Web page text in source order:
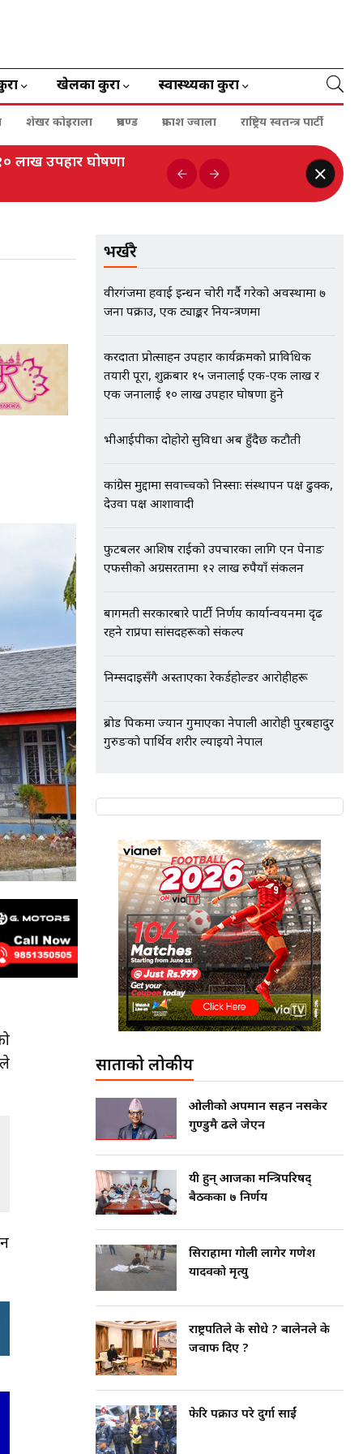
खेलका कुरा स्वास्थ्यका कुरा
शेखर कोइराला प्रचण्ड प्रकाश ज्वाला राष्ट्रिय स्वतन्त्र पार्टी
लाख उपहार घोषणा
भर्खरै
वीरगंजमा हवाई इन्धन चोरी गर्दै गरेको अवस्थामा ७
जना पक्राउ, एक ट्याङ्कर नियन्त्रणमा
करदाता प्रोत्साहन उपहार कार्यक्रमको प्राविधिक
तयारी पूरा, शुक्रबार १५ जनालाई एक-एक लाख र
एक जनालाई १० लाख उपहार घोषणा हुने
भीआईपीका दोहोरो सुविधा अब हुँदैछ कटौती
कांग्रेस मुद्दामा सर्वोच्चको निस्साः संस्थापन पक्ष ढुक्क,
देउवा पक्ष आशावादी
फुटबलर आशिष राईको उपचारका लागि एन पेनाङ
एफसीको अग्रसरतामा १२ लाख रुपैयाँ संकलन
बागमती सरकारबारे पार्टी निर्णय कार्यान्वयनमा दृढ
रहने राप्रपा सांसदहरूको संकल्प
निम्सदाइसँगै अस्ताएका रेकर्डहोल्डर आरोहीहरू
ब्रोड पिकमा ज्यान गुमाएका नेपाली आरोही पुरबहादुर
गुरुङको पार्थिव शरीर ल्याइयो नेपाल
साताको लोकप्रीय
ओलीको अपमान सहन नसकेर
गुण्डुमै ढले जेएन
यी हुन् आजका मन्त्रिपरिषद्
बैठकका ७ निर्णय
सिराहामा गोली लागेर गणेश
यादवको मृत्यु
राष्ट्रपतिले के सोधे ? बालेनले के
जवाफ दिए ?
फेरि पक्राउ परे दुर्गा प्रसाईं